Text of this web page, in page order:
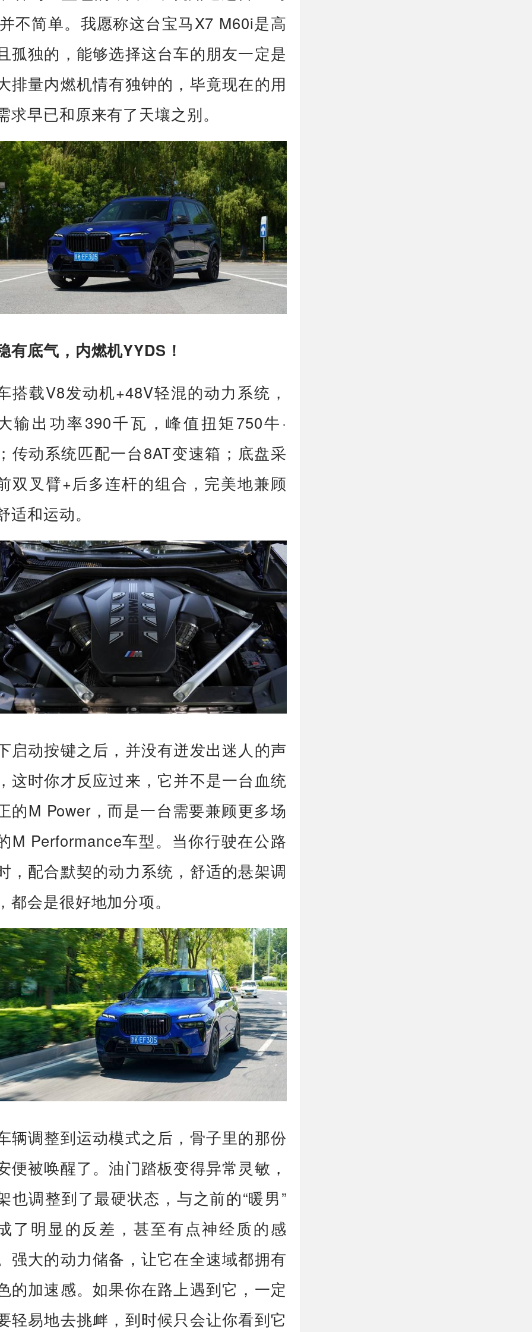
不简单。我愿称这台宝马X7 M60i是高
孤独的，能够选择这台车的朋友一定是
排量内燃机情有独钟的，毕竟现在的用
求早已和原来有了天壤之别。
有底气，内燃机YYDS！
搭载V8发动机+48V轻混的动力系统，
输出功率390千瓦，峰值扭矩750牛·
传动系统匹配一台8AT变速箱；底盘采
双叉臂+后多连杆的组合，完美地兼顾
适和运动。
启动按键之后，并没有迸发出迷人的声
这时你才反应过来，它并不是一台血统
的M Power，而是一台需要兼顾更多场
M Performance车型。当你行驶在公路
，配合默契的动力系统，舒适的悬架调
都会是很好地加分项。
辆调整到运动模式之后，骨子里的那份
便被唤醒了。油门踏板变得异常灵敏，
也调整到了最硬状态，与之前的“暖男”
了明显的反差，甚至有点神经质的感
强大的动力储备，让它在全速域都拥有
的加速感。如果你在路上遇到它，一定
轻易地去挑衅，到时候只会让你看到它